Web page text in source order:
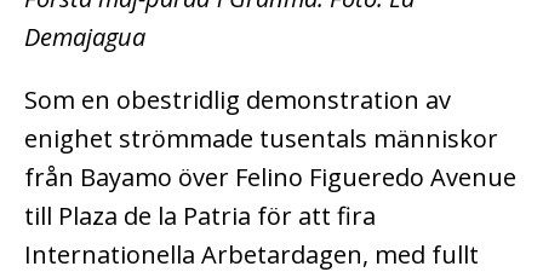
Demajagua
Som en obestridlig demonstration av
enighet strömmade tusentals människor
från Bayamo över Felino Figueredo Avenue
till Plaza de la Patria för att fira
Internationella Arbetardagen, med fullt